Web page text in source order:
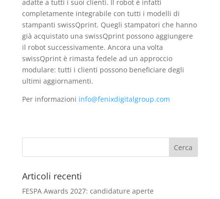
adatte a tutti i suoi clienti. Il robot è infatti
completamente integrabile con tutti i modelli di
stampanti swissQprint. Quegli stampatori che hanno
già acquistato una swissQprint possono aggiungere
il robot successivamente. Ancora una volta
swissQprint è rimasta fedele ad un approccio
modulare: tutti i clienti possono beneficiare degli
ultimi aggiornamenti.
Per informazioni info@fenixdigitalgroup.com
Articoli recenti
FESPA Awards 2027: candidature aperte